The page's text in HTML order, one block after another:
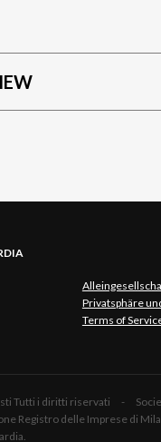
Privatsphäre
Terms of
Tutti i diritti riservati -
Registro delle Imprese di